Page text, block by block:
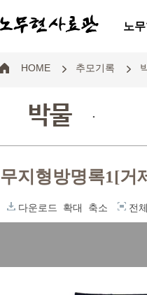
노
HOME 추모기록
박물 .
무지형방명록1[거
다운로드 확대 축소 전